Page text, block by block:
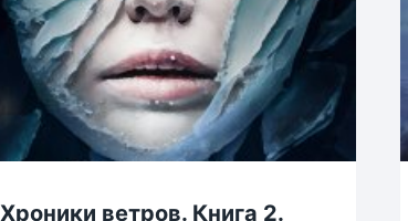
Хроники ветров. Книга 2.